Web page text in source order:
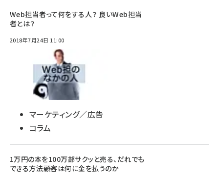
Web担当者って何をする人？ 良いWeb担当
者とは？
2018年7月24日 11:00
マーケティング／広告
コラム
1万円の本を100万部サクッと売る、だれでも
できる方法――顧客は何に金を払うのか